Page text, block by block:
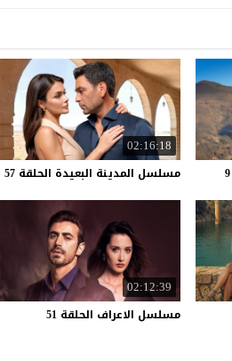
9
02:16:18
مسلسل المدينة البعيدة الحلقة 57
02:12:39
مسلسل الاعراف الحلقة 51